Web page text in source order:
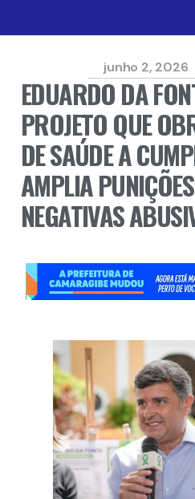
junho 2, 2026
EDUARDO DA
PROJETO QUE
DE SAÚDE A
AMPLIA
NEGATIVAS